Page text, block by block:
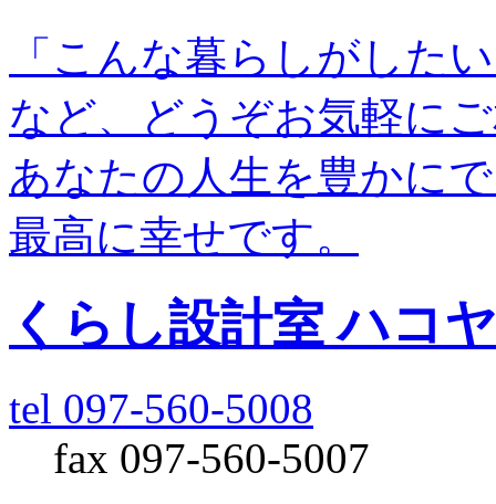
「こんな暮らしがした
など、どうぞお気軽に
あなたの人生を豊かに
最高に幸せです。
くらし設計室 ハコ
tel 097-560-5008
fax 097-560-5007